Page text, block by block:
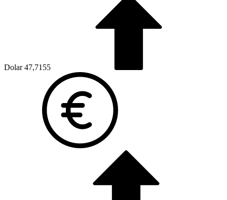
Dolar 47,7155